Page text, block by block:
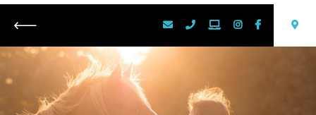
Retour